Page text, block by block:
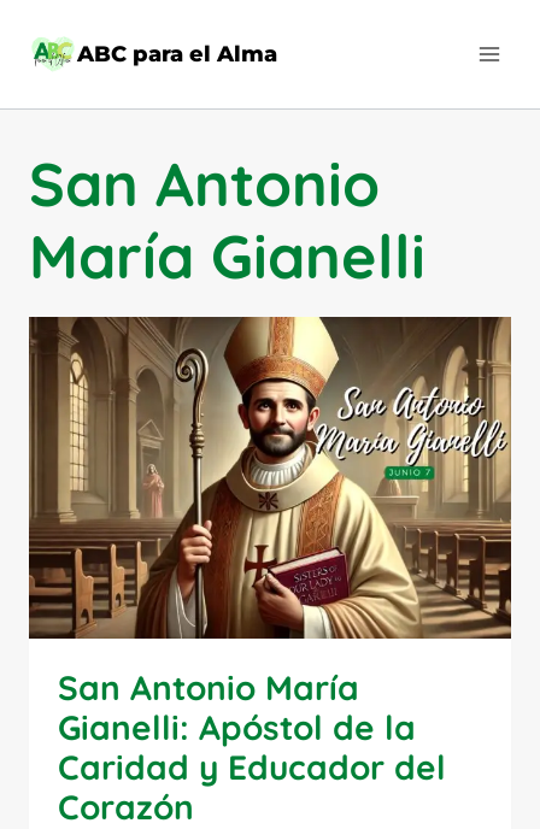
ABC para el Alma
San Antonio
María Gianelli
San Antonio María
Gianelli: Apóstol de la
Caridad y Educador del
Corazón